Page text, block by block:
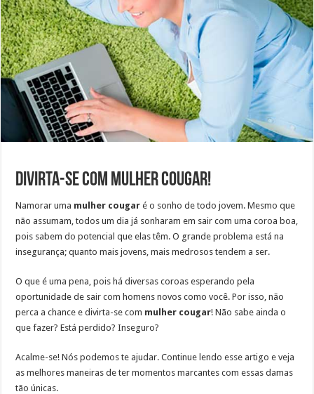
Divirta-se com mulher cougar!
Namorar uma mulher cougar é o sonho de todo jovem. Mesmo que
não assumam, todos um dia já sonharam em sair com uma coroa boa,
pois sabem do potencial que elas têm. O grande problema está na
insegurança; quanto mais jovens, mais medrosos tendem a ser.
O que é uma pena, pois há diversas coroas esperando pela
oportunidade de sair com homens novos como você. Por isso, não
perca a chance e divirta-se com mulher cougar! Não sabe ainda o
que fazer? Está perdido? Inseguro?
Acalme-se! Nós podemos te ajudar. Continue lendo esse artigo e veja
as melhores maneiras de ter momentos marcantes com essas damas
tão únicas.